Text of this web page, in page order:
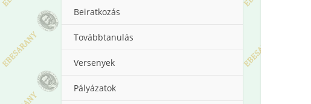
Beiratkozás
Továbbtanulás
Versenyek
Pályázatok